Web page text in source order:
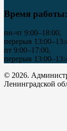
Время работы:
пн-чт 9:00–18:00,
перерыв
пт 9:00–17:00,
перерыв
© 2026.
Ленинградской